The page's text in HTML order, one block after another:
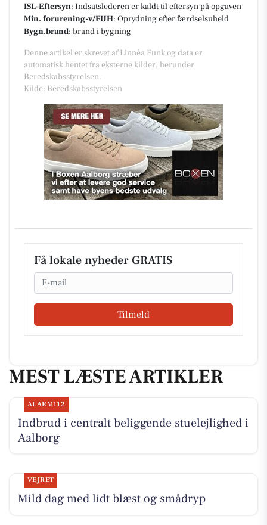
ISL-Eftersyn: Indsatslederen er kaldt til eftersyn på opgaven
Min. forurening-v/FUH: Oprydning efter færdselsuheld
Bygn.brand: brand i bygning
Denne artikel er skrevet af Linnéa Funk og data er
automatisk hentet fra eksterne kilder, herunder
Beredskabsstyrelsen.
Kilde: Beredskabsstyrelsen
Få lokale nyheder GRATIS
Email
Tilmeld
MEST LÆSTE ARTIKLER
ALARM112
Indbrud i centralt beliggende stuelejlighed i
Aalborg
VEJRET
Mild dag med lidt blæst og smådryp